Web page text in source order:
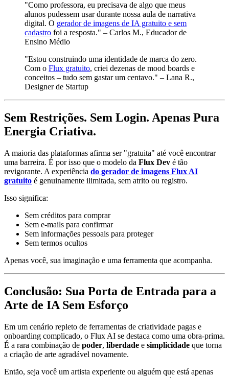
"Como professora, eu precisava de algo que meus
alunos pudessem usar durante nossa aula de narrativa
digital. O gerador de imagens de IA gratuito e sem
cadastro foi a resposta." – Carlos M., Educador de
Ensino Médio
"Estou construindo uma identidade de marca do zero.
Com o Flux gratuito, criei dezenas de mood boards e
conceitos – tudo sem gastar um centavo." – Lana R.,
Designer de Startup
Sem Restrições. Sem Login. Apenas Pura
Energia Criativa.
A maioria das plataformas afirma ser "gratuita" até você encontrar
uma barreira. É por isso que o modelo da Flux Dev é tão
revigorante. A experiência do gerador de imagens Flux AI
gratuito é genuinamente ilimitada, sem atrito ou registro.
Isso significa:
Sem créditos para comprar
Sem e-mails para confirmar
Sem informações pessoais para proteger
Sem termos ocultos
Apenas você, sua imaginação e uma ferramenta que acompanha.
Conclusão: Sua Porta de Entrada para a
Arte de IA Sem Esforço
Em um cenário repleto de ferramentas de criatividade pagas e
onboarding complicado, o Flux AI se destaca como uma obra-prima.
É a rara combinação de poder, liberdade e simplicidade que torna
a criação de arte agradável novamente.
Então, seja você um artista experiente ou alguém que está apenas